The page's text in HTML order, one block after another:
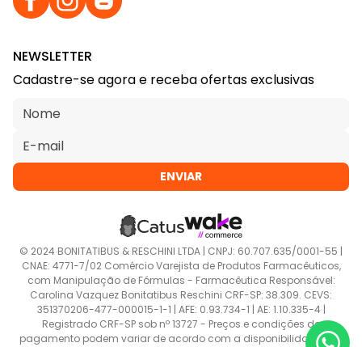
NEWSLETTER
Cadastre-se agora e receba ofertas exclusivas
ENVIAR
© 2024 BONITATIBUS & RESCHINI LTDA | CNPJ: 60.707.635/0001-55 |
CNAE: 4771-7/02 Comércio Varejista de Produtos Farmacêuticos,
com Manipulação de Fórmulas - Farmacêutica Responsável:
Carolina Vazquez Bonitatibus Reschini CRF-SP: 38.309. CEVS:
351370206-477-000015-1-1 | AFE: 0.93.734-1 | AE: 1.10.335-4 |
Registrado CRF-SP sob nº 13727 - Preços e condições de
pagamento podem variar de acordo com a disponibilidade dos